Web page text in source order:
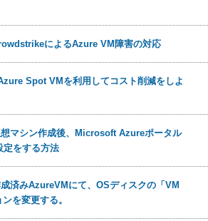
によるAzure VM障害の対応
Spot VMを利用してコスト削減をしよ
マシン作成後、Microsoft Azureポータル
定をする方法
済みAzureVMにて、OSディスクの「VM
を変更する。